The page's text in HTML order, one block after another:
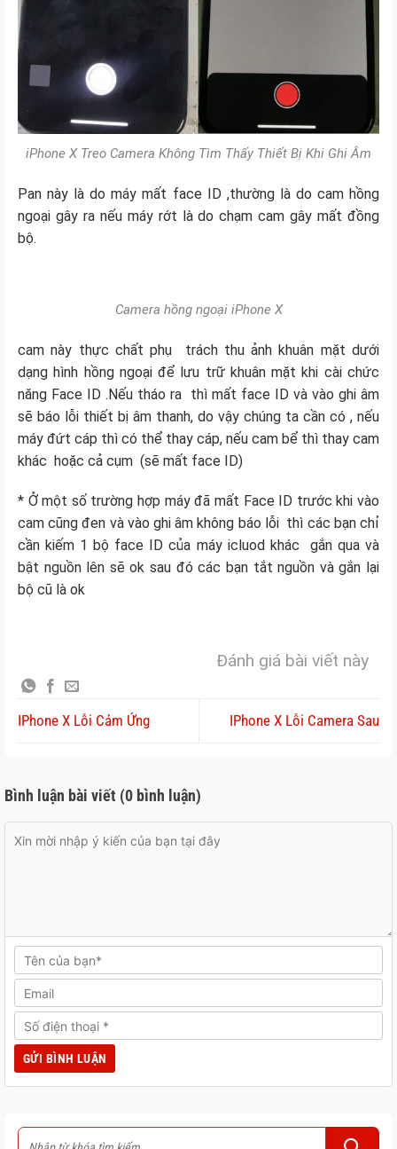
iPhone X Treo Camera Không Tìm Thấy Thiết Bị Khi Ghi Âm
Pan này là do máy mất face ID ,thường là do cam hồng
ngoại gây ra nếu máy rớt là do chạm cam gây mất đồng
bộ.
Camera hồng ngoại iPhone X
cam này thực chất phụ trách thu ảnh khuân mặt dưới
dạng hình hồng ngoại để lưu trữ khuân mặt khi cài chức
năng Face ID .Nếu tháo ra thì mất face ID và vào ghi âm
sẽ báo lỗi thiết bị âm thanh, do vậy chúng ta cần có , nếu
máy đứt cáp thì có thể thay cáp, nếu cam bể thì thay cam
khác hoặc cả cụm (sẽ mất face ID)
* Ở một số trường hợp máy đã mất Face ID trước khi vào
cam cũng đen và vào ghi âm không báo lỗi thì các bạn chỉ
cần kiếm 1 bộ face ID của máy icluod khác gắn qua và
bật nguồn lên sẽ ok sau đó các bạn tắt nguồn và gắn lại
bộ cũ là ok
Đánh giá bài viết này
IPhone X Lỗi Cảm Ứng IPhone X Lỗi Camera Sau
Bình luận bài viết (0 bình luận)